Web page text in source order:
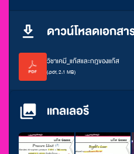
ดาวน์โหลดเอกสา
วิชาเคมี_แก๊สและกฎของแก๊ส
(.pdf, 2.1 MB)
แกลเลอรี